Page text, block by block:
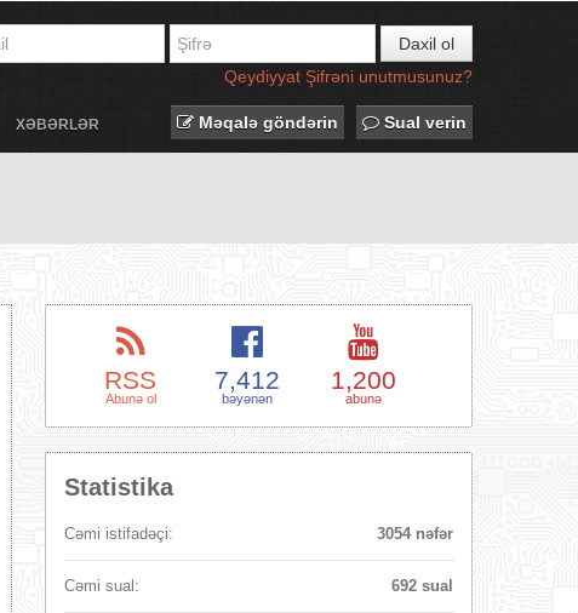
Daxil ol
Qeydiyyat Şifrəni unutmusunuz?
XƏBƏRLƏR Məqalə göndərin Sual verin
RSS
Abunə ol
7,412
bəyənən
1,200
abunə
Statistika
Cəmi istifadəçi: 3054 nəfər
Cəmi sual: 692 sual